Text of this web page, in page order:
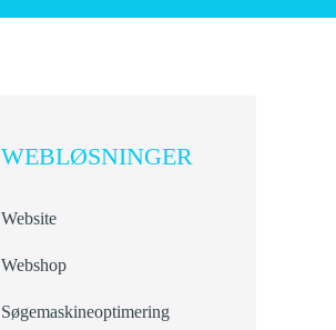
WEBLØSNINGER
Website
Webshop
Søgemaskineoptimering